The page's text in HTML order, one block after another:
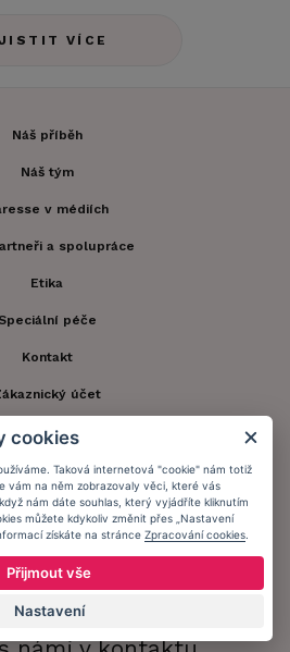
VÍCE
Náš příběh
Náš tým
v médiích
a spolupráce
Etika
Speciální péče
Kontakt
účet
zákazníka
a platba
podmínky
osobních údajů
memorandum
cookies
Taková internetová "cookie" nám totiž
vám na něm zobrazovaly věci, které vás
nám dáte souhlas, který vyjádříte kliknutím
můžete kdykoliv změnit přes „Nastavení
získáte na stránce Zpracování cookies
Přijmout vše
Nastavení